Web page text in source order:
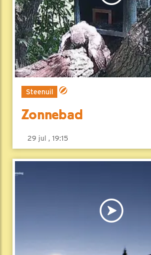
Steenuil
Zonnebad
29 jul , 19:15